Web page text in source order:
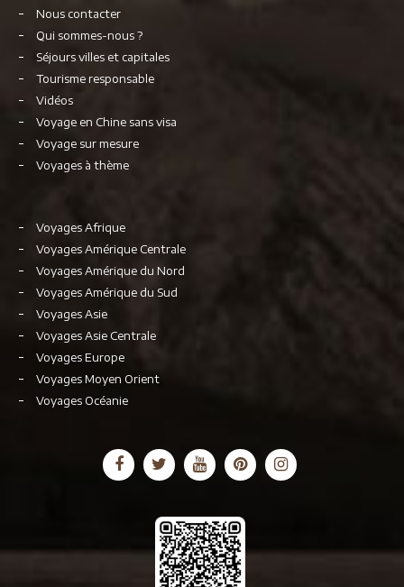
Nous contacter
Qui sommes-nous ?
Séjours villes et capitales
Tourisme responsable
Vidéos
Voyage en Chine sans visa
Voyage sur mesure
Voyages à thème
Voyages Afrique
Voyages Amérique Centrale
Voyages Amérique du Nord
Voyages Amérique du Sud
Voyages Asie
Voyages Asie Centrale
Voyages Europe
Voyages Moyen Orient
Voyages Océanie